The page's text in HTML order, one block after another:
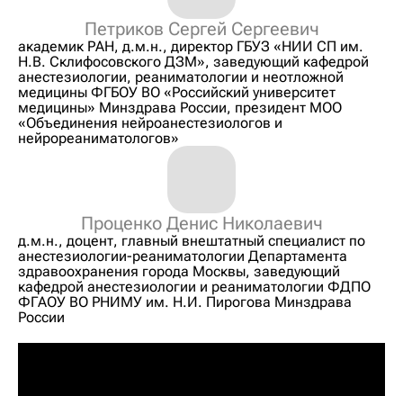
Петриков Сергей Сергеевич
академик РАН, д.м.н., директор ГБУЗ «НИИ СП им.
Н.В. Склифосовского ДЗМ», заведующий кафедрой
анестезиологии, реаниматологии и неотложной
медицины ФГБОУ ВО «Российский университет
медицины» Минздрава России, президент МОО
«Объединения нейроанестезиологов и
нейрореаниматологов»
Проценко Денис Николаевич
д.м.н., доцент, главный внештатный специалист по
анестезиологии-реаниматологии Департамента
здравоохранения города Москвы, заведующий
кафедрой анестезиологии и реаниматологии ФДПО
ФГАОУ ВО РНИМУ им. Н.И. Пирогова Минздрава
России